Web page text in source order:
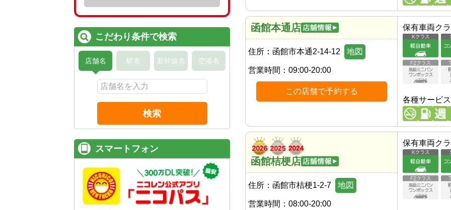
函館本通店
住所： 函館市本通2-14-12 地図
営業時間： 09:00-20:00
この店舗で予約する
保有車両ク
各種サービス
函館桔梗店
住所： 函館市桔梗1-2-7 地図
営業時間： 08:00-20:00
保有車両ク
こだわり条件で検索
店舗名 駅名 新幹線名 空港名
検索
スマートフォン